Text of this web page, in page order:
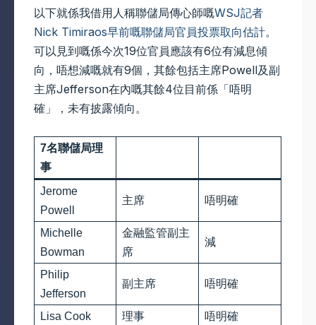
以下就係我借用人稱聯儲局傳心師嘅WSJ記者
Nick Timiraos早前嘅聯儲局官員投票取向估計。
可以見到嘅係今次19位官員應該有6位有減息傾
向，唔想減嘅就有9個，其餘包括主席Powell及副
主席Jefferson在內嘅其餘4位目前係「唔明
確」，未有披露傾向。
7名聯儲局理
事
Jerome
Powell
主席 唔明確
Michelle
Bowman
金融監管副主
席
減
Philip
Jefferson
副主席 唔明確
Lisa Cook 理事
唔明確